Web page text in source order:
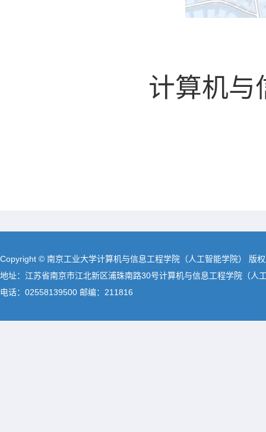
计算机与
Copyright © 南京工业大学计算机与信息工程学院（人工智能学院） 版
地址：江苏省南京市江北新区浦珠南路30号计算机与信息工程学院（人
电话：02558139500 邮编：211816